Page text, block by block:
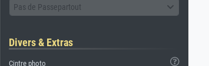
Pas de Passepartout
Divers & Extras
Cintre photo